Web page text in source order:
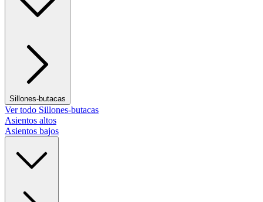
Sillones-butacas
Ver todo Sillones-butacas
Asientos altos
Asientos bajos